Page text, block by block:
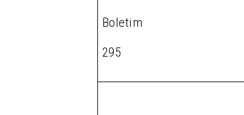
Boletim
295